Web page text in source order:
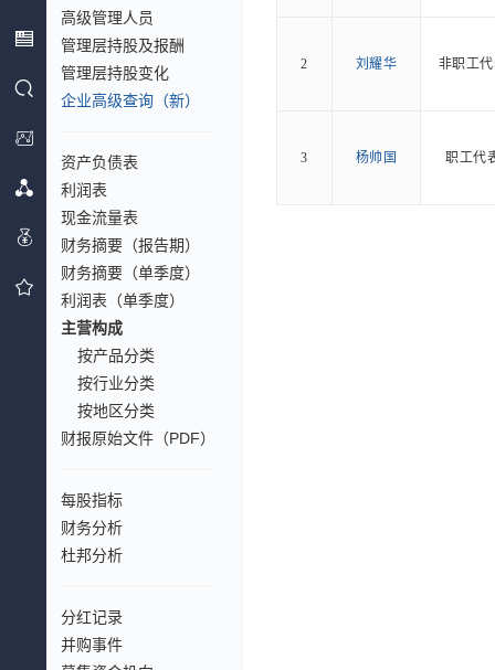
高级管理人员
管理层持股及报酬
管理层持股变化
企业高级查询（新）
资产负债表
利润表
现金流量表
财务摘要（报告期）
财务摘要（单季度）
利润表（单季度）
主营构成
按产品分类
按行业分类
按地区分类
财报原始文件（PDF）
每股指标
财务分析
杜邦分析
分红记录
并购事件
2 刘耀华 非职工
3 杨帅国 职工代